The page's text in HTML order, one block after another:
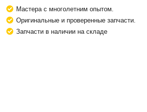
Мастера с многолетним опытом.
Оригинальные и проверенные запчасти.
Запчасти в наличии на складе